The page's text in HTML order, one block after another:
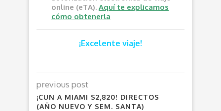
online (eTA). Aquí te explicamos
cómo obtenerla
¡Excelente viaje!
previous post
¡CUN A MIAMI $2,820! DIRECTOS
(AÑO NUEVO Y SEM. SANTA)